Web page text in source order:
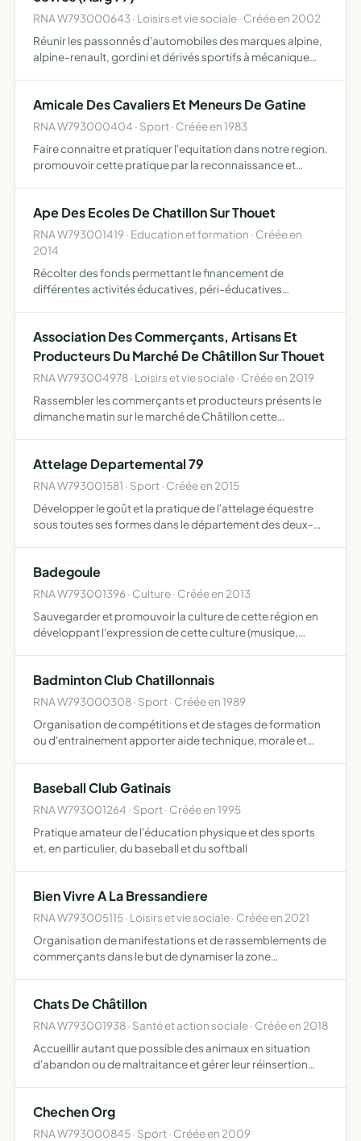
RNA W793000643 · Loisirs et vie sociale · Créée en 2002
Réunir les passonnés d'automobiles des marques alpine,
alpine-renault, gordini et dérivés sportifs à mécanique
Amicale Des Cavaliers Et Meneurs De Gatine
RNA W793000404 · Sport · Créée en 1983
Faire connaitre et pratiquer l'equitation dans notre region.
promouvoir cette pratique par la reconnaissance et
Ape Des Ecoles De Chatillon Sur Thouet
RNA W793001419 · Education et formation · Créée en
2014
Récolter des fonds permettant le financement de
différentes activités éducatives, péri-éducatives
Association Des Commerçants, Artisans Et
Producteurs Du Marché De Châtillon Sur Thouet
RNA W793004978 · Loisirs et vie sociale · Créée en 2019
Rassembler les commerçants et producteurs présents le
dimanche matin sur le marché de Châtillon cette
d'exposer et …
Attelage Departemental 79
RNA W793001581 · Sport · Créée en 2015
Développer le goût et la pratique de l'attelage équestre
sous toutes ses formes dans le département des deux-
Badegoule
RNA W793001396 · Culture · Créée en 2013
Sauvegarder et promouvoir la culture de cette région en
développant l'expression de cette culture (musique,
Badminton Club Chatillonnais
RNA W793000308 · Sport · Créée en 1989
Organisation de compétitions et de stages de formation
ou d'entrainement apporter aide technique, morale et
Baseball Club Gatinais
RNA W793001264 · Sport · Créée en 1995
Pratique amateur de l'éducation physique et des sports
et, en particulier, du baseball et du softball
Bien Vivre A La Bressandiere
RNA W793005115 · Loisirs et vie sociale · Créée en 2021
Organisation de manifestations et de rassemblements de
commerçants dans le but de dynamiser la zone
Chats De Châtillon
RNA W793001938 · Santé et action sociale · Créée en 2018
Accueillir autant que possible des animaux en situation
d'abandon ou de maltraitance et gérer leur réinsertion
subvenir…
Chechen Org
RNA W793000845 · Sport · Créée en 2009